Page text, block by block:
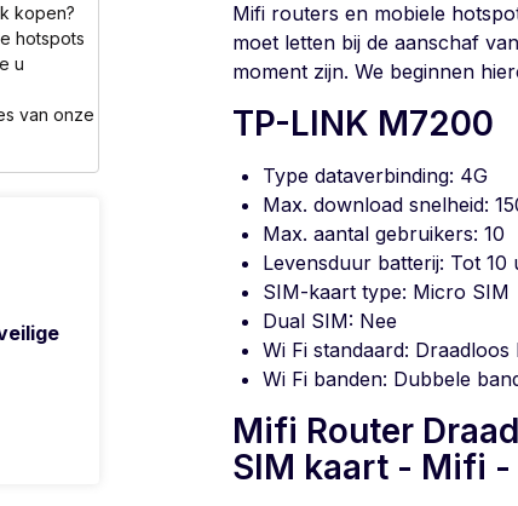
kopen?
hotspots
u
van onze
Mifi routers en mobiele
moet letten bij de aanschaf
moment zijn. We beginnen
TP-LINK M7200
Type dataverbinding: 4G
Max. download snelheid:
Max. aantal gebruikers: 10
Levensduur batterij: Tot 10
SIM-kaart type: Micro SIM
Dual SIM: Nee
Wi Fi standaard: Draadloos
Wi Fi banden: Dubbele
Mifi Router
SIM kaart - Mifi -